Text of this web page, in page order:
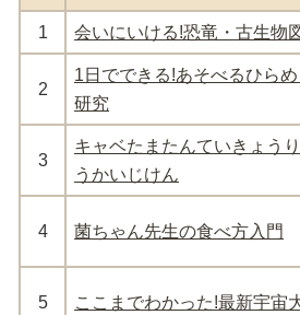
1 会いにいける!恐竜・古生物
2
1日でできる!あそべるひらめ
研究
3
キャベたまたんていきょう
うかいじけん
4 菌ちゃん先生の食べ方入門
5 ここまでわかった!最新宇宙